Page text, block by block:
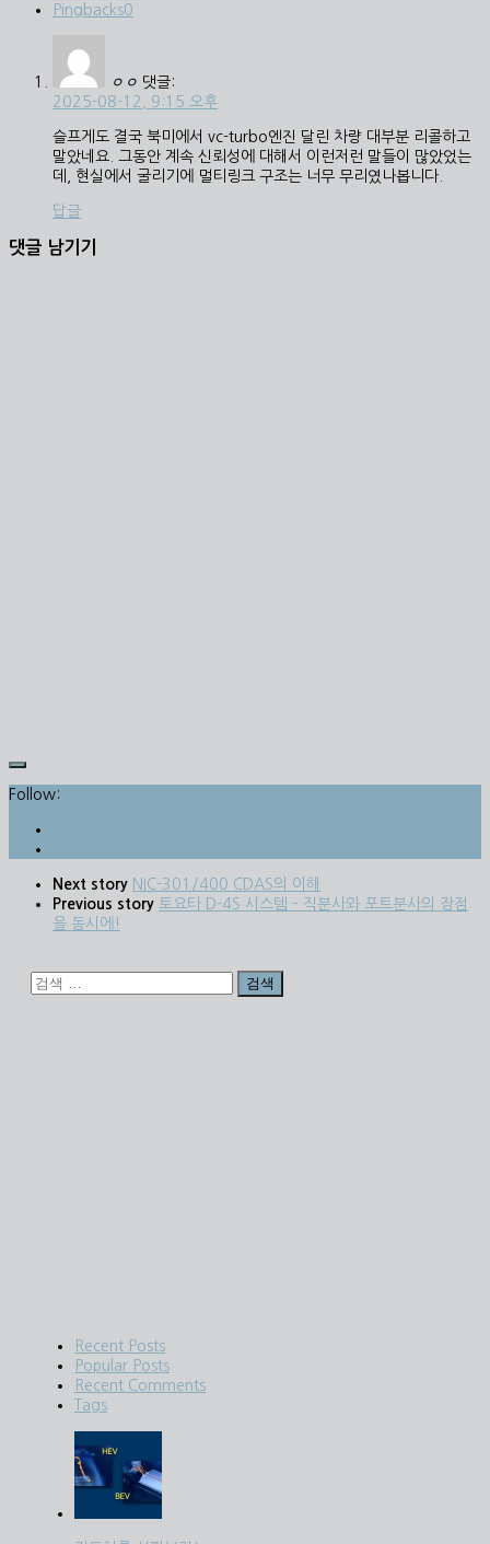
Pingbacks0
ㅇㅇ 댓글:
2025-08-12, 9:15 오후
슬프게도 결국 북미에서 vc-turbo엔진 달린 차량 대부분 리콜하고
말았네요. 그동안 계속 신뢰성에 대해서 이런저런 말들이 많았었는
데, 현실에서 굴리기에 멀티링크 구조는 너무 무리였나봅니다.
답글
댓글 남기기
Follow:
Next story NIC-301/400 CDAS의 이해
Previous story 토요타 D-4S 시스템 – 직분사와 포트분사의 장점
을 동시에!
검
색:
Recent Posts
Popular Posts
Recent Comments
Tags